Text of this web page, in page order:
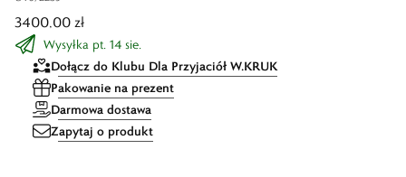
3400,00 zł
Wysyłka pt. 14 sie.
Dołącz do Klubu Dla Przyjaciół W.KRUK
Pakowanie na prezent
Darmowa dostawa
Zapytaj o produkt